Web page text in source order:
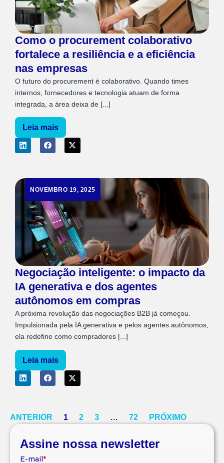
Como o procurement colaborativo
fortalece a resiliência e a eficiência
nas empresas
O futuro do procurement é colaborativo. Quando times
internos, fornecedores e tecnologia atuam de forma
integrada, a área deixa de [...]
Leia mais
NOVEMBRO 19, 2025
Negociação inteligente: o impacto da
IA generativa e dos agentes
autônomos em compras
A próxima revolução das negociações B2B já começou.
Impulsionada pela IA generativa e pelos agentes autônomos,
ela redefine como compradores [...]
Leia mais
ANTERIOR 1 2 3 … 72 PRÓXIMO
Assine nossa newsletter